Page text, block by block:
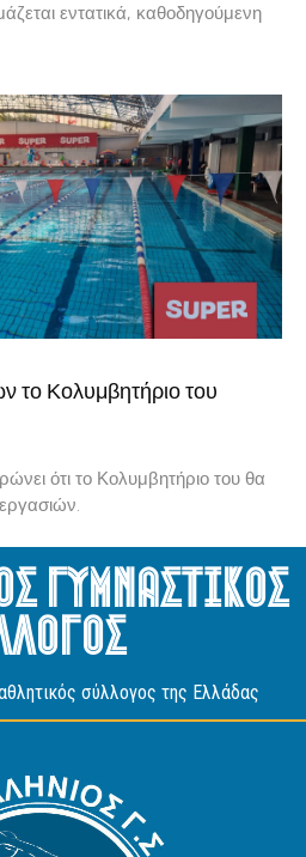
εντατικά, καθοδηγούμενη
το Κολυμβητήριο του
ότι το Κολυμβητήριο του θα
Γυμναστικος
σύλλογος της Ελλάδας